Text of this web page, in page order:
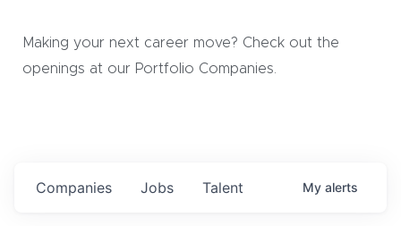
Making your next career move? Check out the
openings at our Portfolio Companies.
Jobs
Companies Talent My alerts